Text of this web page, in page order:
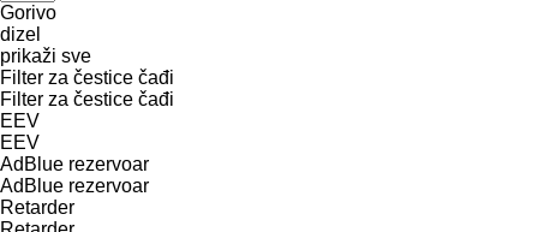
Gorivo
dizel
prikaži sve
Filter za čestice čađi
Filter za čestice čađi
EEV
EEV
AdBlue rezervoar
AdBlue rezervoar
Retarder